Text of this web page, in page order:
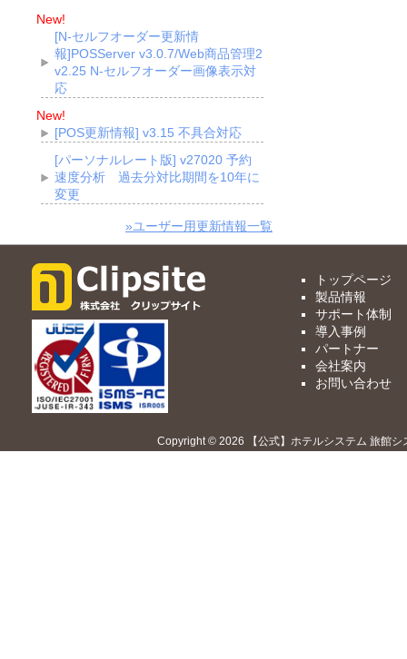
New!
[N-セルフオーダー更新情
報]POSServer v3.0.7/Web商品管理2
v2.25 N-セルフオーダー画像表示対
応
New!
[POS更新情報] v3.15 不具合対応
[パーソナルレート版] v27020 予約
速度分析 過去分対比期間を10年に
変更
»ユーザー用更新情報一覧
トップページ
製品情報
サポート体制
導入事例
パートナー
会社案内
お問い合わせ
Copyright © 2026 【公式】ホテルシステム 旅館